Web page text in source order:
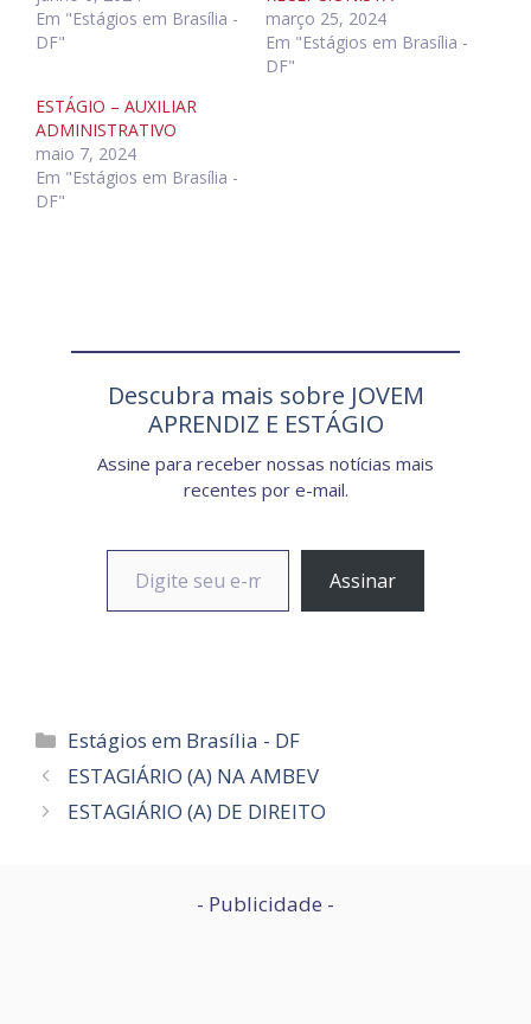
Em "Estágios em Brasília -
DF"
março 25, 2024
Em "Estágios em Brasília -
DF"
ESTÁGIO – AUXILIAR
ADMINISTRATIVO
maio 7, 2024
Em "Estágios em Brasília -
DF"
Descubra mais sobre JOVEM
APRENDIZ E ESTÁGIO
Assine para receber nossas notícias mais
recentes por e-mail.
Digite seu e-mail…
Assinar
Categorias
Estágios em Brasília - DF
ESTAGIÁRIO (A) NA AMBEV
ESTAGIÁRIO (A) DE DIREITO
- Publicidade -